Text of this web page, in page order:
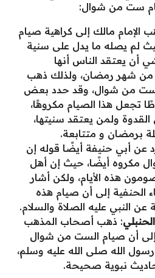
ست من شوال:
الإمام مالك إلى كراهية صيام
لم يصله ما يدل على سنية
أن يعتقد الناس أنها
من شهر رمضان، ولذلك ذهب
من شوال، وقد حدد بعض
تجعل هذا الصيام مكروهًا،
ولمن يعتقد سنيتها،
برمضان و متتابعة.
عن أبي حنيفة أيضًا قوله إن
مكروه أيضًا، حيث إن أهل
هذه الأيام، ولكن أشار
الحنفية إلى أن صيام هذه
النبي عليه الصلاة والسلام.
: ذهب أصحاب المذهب
إلى أن صيام الست من شوال
الله صلى الله عليه وسلم،
نبوية صحيحة.